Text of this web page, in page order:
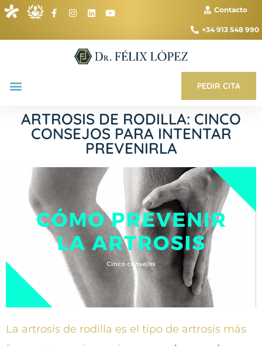
Contacto
+34 913 548 990
PEDIR CITA
ARTROSIS DE RODILLA: CINCO
CONSEJOS PARA INTENTAR
PREVENIRLA
La artrosis de rodilla es el tipo de artrosis más